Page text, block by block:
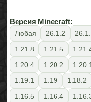
Версия Minecraft:
Любая 26.1.2
1.21.8
1.21.5
1.20.4
1.20.2 1.20.1
1.19.1
1.19 1.18.2
1.16.5
1.16.4